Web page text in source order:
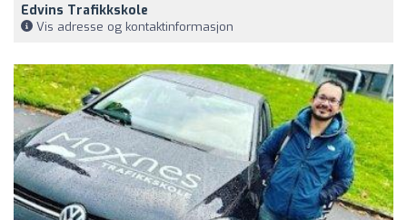
Edvins Trafikkskole
Vis adresse og kontaktinformasjon